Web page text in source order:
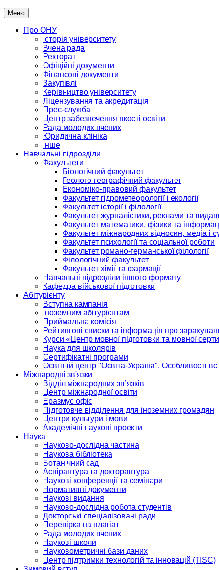
Меню
Про ОНУ
Історія університету
Вчена рада
Ректорат
Офіційні документи
Фінансові документи
Закупівлі
Керівництво університету
Ліцензування та акредитація
Прес-служба
Центр забезпечення якості освіти
Рада молодих вчених
Юридична клініка
Інше
Навчальні підрозділи
Факультети
Біологічний факультет
Геолого-географічний факультет
Економіко-правовий факультет
Факультет гідрометеорології і екології
Факультет історії і філології
Факультет журналістики, реклами та
Факультет математики, фізики та
Факультет міжнародних відносин, медіа і
Факультет психології та соціальної роботи
Факультет романо-германської філології
Філологічний факультет
Факультет хімії та фармації
Навчальні підрозділи іншого формату
Кафедра військової підготовки
Абітурієнту
Вступна кампанія
Іноземним абітурієнтам
Приймальна комісія
Рейтингові списки та інформація про
Курси «Центр мовної підготовки та мовної
Наука для школярів
Сертифікатні програми
Освітній центр "Освіта-Україна". Особливості
Міжнародні зв'язки
Відділ міжнародних зв’язків
Центр міжнародної освіти
Еразмус офіс
Підготовче відділення для іноземних громадян
Центри культури і мови
Академічні наукові проекти
Наука
Науково-дослідна частина
Наукова бібліотека
Ботанічний сад
Аспірантура та докторантура
Наукові конференції та семінари
Нормативні документи
Наукові видання
Науково-дослідна робота студентів
Докторські спеціалізовані ради
Перевірка на плагіат
Рада молодих вчених
Наукові школи
Науковометричні бази даних
Центр підтримки технологій та інновацій (TISC)